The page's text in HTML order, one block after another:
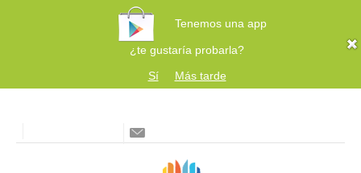
Tenemos una app
¿te gustaría probarla?
Sí
Más tarde